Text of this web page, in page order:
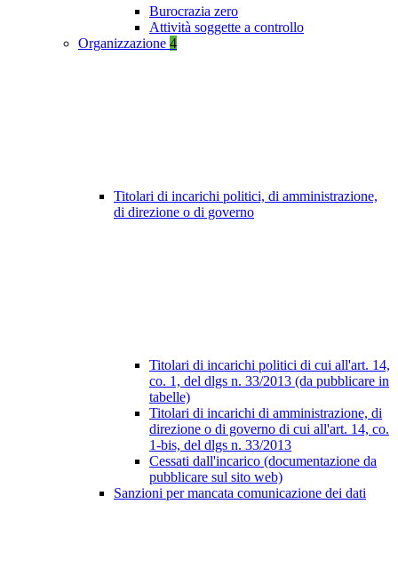
Burocrazia zero
Attività soggette a controllo
Organizzazione 4
Titolari di incarichi politici, di amministrazione,
di direzione o di governo
Titolari di incarichi politici di cui all'art. 14,
co. 1, del dlgs n. 33/2013 (da pubblicare in
tabelle)
Titolari di incarichi di amministrazione, di
direzione o di governo di cui all'art. 14, co.
1-bis, del dlgs n. 33/2013
Cessati dall'incarico (documentazione da
pubblicare sul sito web)
Sanzioni per mancata comunicazione dei dati